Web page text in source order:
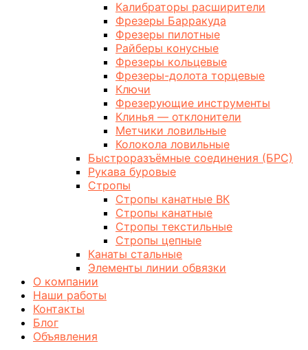
Калибраторы расширители
Фрезеры Барракуда
Фрезеры пилотные
Райберы конусные
Фрезеры кольцевые
Фрезеры-долота торцевые
Ключи
Фрезерующие инструменты
Клинья — отклонители
Метчики ловильные
Колокола ловильные
Быстроразъёмные соединения (БРС)
Рукава буровые
Стропы
Стропы канатные ВК
Стропы канатные
Стропы текстильные
Стропы цепные
Канаты стальные
Элементы линии обвязки
О компании
Наши работы
Контакты
Блог
Объявления